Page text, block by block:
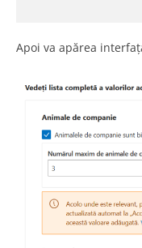
Apoi va apărea